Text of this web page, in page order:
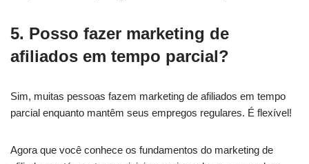
5. Posso fazer marketing de
afiliados em tempo parcial?
Sim, muitas pessoas fazem marketing de afiliados em tempo
parcial enquanto mantêm seus empregos regulares. É flexível!
Agora que você conhece os fundamentos do marketing de